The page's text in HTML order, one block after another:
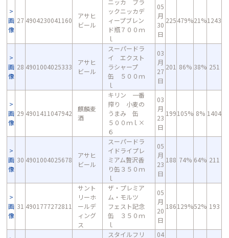
画
像
27 4904230041160
アサヒ
ビール
ニッカ ブラ
ックニッカデ
ィープブレン
ド瓶７００ｍ
ｌ
05
月
30
日
225479%21%1243
画
像
28 4901004025333
アサヒ
ビール
スーパードラ
イ エクスト
ラシャープ
缶 ５００ｍ
ｌ
03
月
27
日
201 86% 38% 251
画
像
29 4901411047942
麒麟麦
酒
キリン 一番
搾り 小麦の
うまみ 缶
５００ｍｌ×
６
03
月
23
日
199105% 8% 1404
画
像
30 4901004025678
アサヒ
ビール
スーパードラ
イドライプレ
ミアム贅沢香
り缶３５０ｍ
ｌ
05
月
23
日
188 74% 64% 211
画
像
31 4901777272811
サント
リーホ
ールデ
ィング
ス
ザ・プレミア
ム・モルツ
フェスト記念
缶 ３５０ｍ
ｌ
05
月
20
日
186129%52% 193
スタイルフリ
04